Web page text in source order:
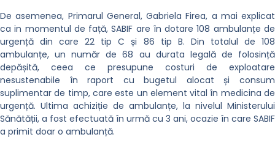
De asemenea, Primarul General, Gabriela Firea, a mai explicat
ca in momentul de față, SABIF are în dotare 108 ambulanțe de
urgență din care 22 tip C și 86 tip B. Din totalul de 108
ambulanțe, un număr de 68 au durata legală de folosință
depășită, ceea ce presupune costuri de exploatare
nesustenabile în raport cu bugetul alocat și consum
suplimentar de timp, care este un element vital în medicina de
urgență. Ultima achiziție de ambulanțe, la nivelul Ministerului
Sănătății, a fost efectuată în urmă cu 3 ani, ocazie în care SABIF
a primit doar o ambulanță.